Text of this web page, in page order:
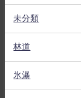
未分類
林道
氷瀑